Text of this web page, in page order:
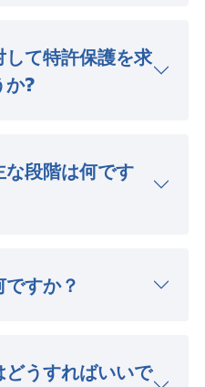
て特許保護を求
か?
な段階は何です
すか？
うすればいいで